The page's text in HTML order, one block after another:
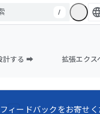
/
計する ➡️ 拡張エク
ィードバックをお寄せく